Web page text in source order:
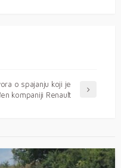
o spajanju koji je
kompaniji Renault